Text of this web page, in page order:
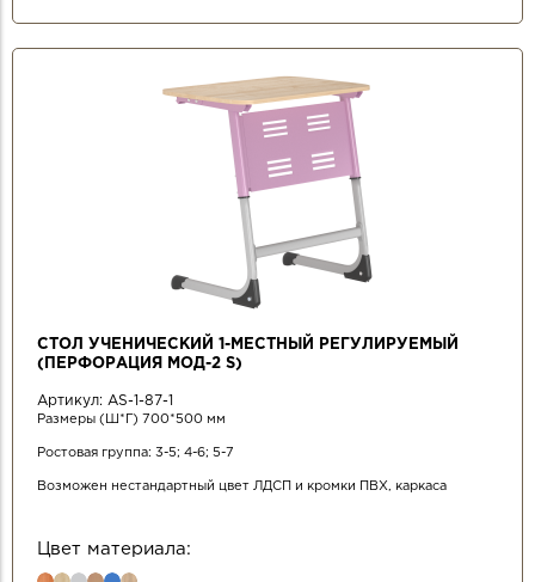
СТОЛ УЧЕНИЧЕСКИЙ 1-МЕСТНЫЙ РЕГУЛИРУЕМЫЙ
(ПЕРФОРАЦИЯ МОД-2 S)
Артикул: AS-1-87-1
Размеры (Ш*Г) 700*500 мм
Ростовая группа: 3-5; 4-6; 5-7
Возможен нестандартный цвет ЛДСП и кромки ПВХ, каркаса
Цвет материала: